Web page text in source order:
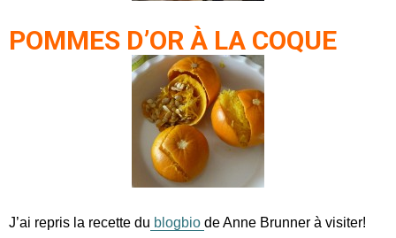
POMMES D’OR À LA COQUE
J’ai repris la recette du blogbio de Anne Brunner à visiter!